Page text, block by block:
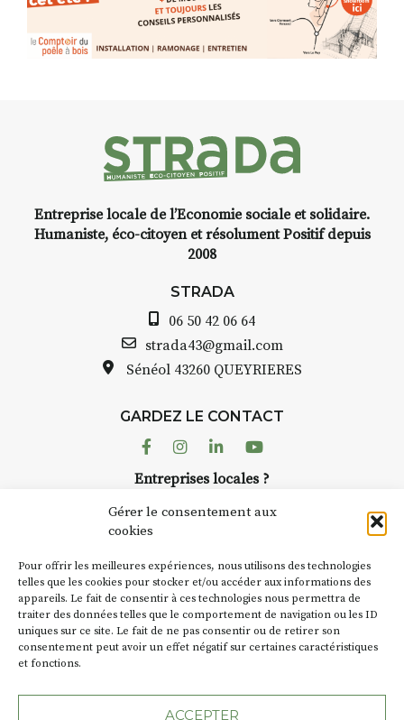
Gérer le consentement aux
cookies
Pour offrir les meilleures expériences, nous utilisons des technologies
telles que les cookies pour stocker et/ou accéder aux informations des
appareils. Le fait de consentir à ces technologies nous permettra de
traiter des données telles que le comportement de navigation ou les ID
uniques sur ce site. Le fait de ne pas consentir ou de retirer son
consentement peut avoir un effet négatif sur certaines caractéristiques
et fonctions.
ACCEPTER
Entreprise locale de l’Economie sociale et solidaire.
Humaniste, éco-citoyen et résolument Positif depuis
2008
STRADA
06 50 42 06 64
strada43@gmail.com
Sénéol 43260 QUEYRIERES
GARDEZ LE CONTACT
FacebookInstagram
LinkedinYoutube
Entreprises locales ?
Suivez toute l'actu de Strada